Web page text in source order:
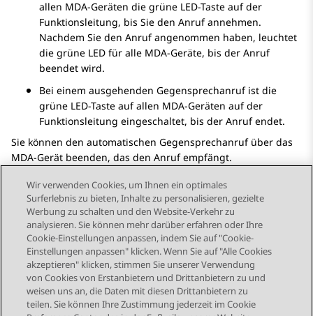
allen MDA-Geräten die grüne LED-Taste auf der
Funktionsleitung, bis Sie den Anruf annehmen.
Nachdem Sie den Anruf angenommen haben, leuchtet
die grüne LED für alle MDA-Geräte, bis der Anruf
beendet wird.
Bei einem ausgehenden Gegensprechanruf ist die
grüne LED-Taste auf allen MDA-Geräten auf der
Funktionsleitung eingeschaltet, bis der Anruf endet.
Sie können den automatischen Gegensprechanruf über das
MDA-Gerät beenden, das den Anruf empfängt.
Send Feedback
Themennavigation
Vorheriges Thema Nächstes Thema
Wir verwenden Cookies, um Ihnen ein optimales
Surferlebnis zu bieten, Inhalte zu personalisieren, gezielte
Werbung zu schalten und den Website-Verkehr zu
analysieren. Sie können mehr darüber erfahren oder Ihre
Cookie-Einstellungen anpassen, indem Sie auf "Cookie-
Einstellungen anpassen" klicken. Wenn Sie auf "Alle Cookies
akzeptieren" klicken, stimmen Sie unserer Verwendung
von Cookies von Erstanbietern und Drittanbietern zu und
weisen uns an, die Daten mit diesen Drittanbietern zu
teilen. Sie können Ihre Zustimmung jederzeit im Cookie